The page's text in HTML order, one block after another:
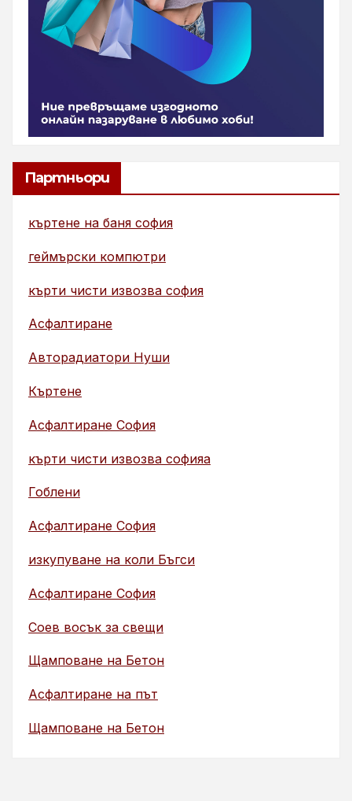
Партньори
къртене на баня софия
геймърски компютри
кърти чисти извозва софия
Асфалтиране
Авторадиатори Нуши
Къртене
Асфалтиране София
кърти чисти извозва софияа
Гоблени
Асфалтиране София
изкупуване на коли Бъгси
Асфалтиране София
Соев восък за свещи
Щамповане на Бетон
Асфалтиране на път
Щамповане на Бетон